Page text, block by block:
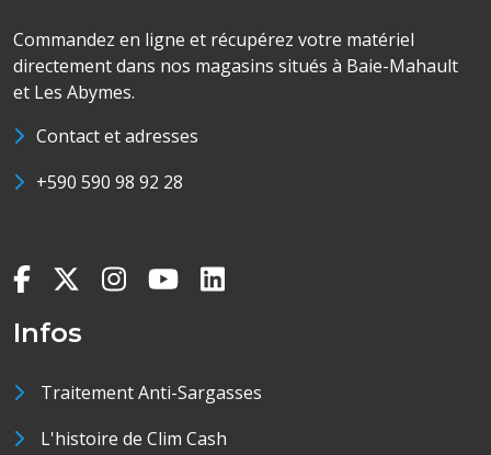
Commandez en ligne et récupérez votre matériel
directement dans nos magasins situés à Baie-Mahault
et Les Abymes.
Contact et adresses
+590 590 98 92 28
Infos
Traitement Anti-Sargasses
L'histoire de Clim Cash